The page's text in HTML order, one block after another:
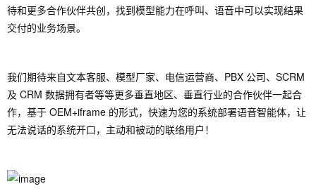
待和更多合作伙伴共创，找到模型能力在呼叫、语音中可以实现结果
交付的业务场景。
我们期待来自文本客服、模型厂家、电信运营商、PBX 公司、SCRM
及 CRM 数据拥有者等等更多垂直地区、垂直行业的合作伙伴一起合
作，基于 OEM+iframe 的形式，快速为您的系统部署语音智能体，让
无法说话的系统开口，主动和被动的联络用户！